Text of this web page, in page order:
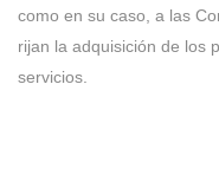
como en su caso, a las
rijan la adquisición de los
servicios.